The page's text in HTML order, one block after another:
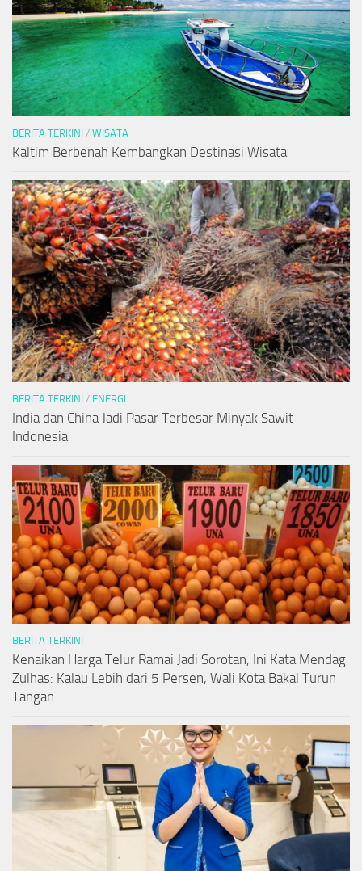
BERITA TERKINI / WISATA
Kaltim Berbenah Kembangkan Destinasi Wisata
BERITA TERKINI / ENERGI
India dan China Jadi Pasar Terbesar Minyak Sawit
Indonesia
BERITA TERKINI
Kenaikan Harga Telur Ramai Jadi Sorotan, Ini Kata Mendag
Zulhas: Kalau Lebih dari 5 Persen, Wali Kota Bakal Turun
Tangan